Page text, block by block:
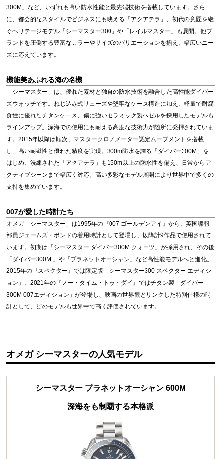
300M」など、いずれも高い防水性能と最先端技術を搭載しています。さら
に、都会的なスタイルでビジネスにも映える「アクアテラ」、初代の意匠を継
ぐヘリテージモデル「シーマスター300」や「レイルマスター」も展開。他ブ
ランドを圧倒する豊富なカラーやサイズのバリエーションを揃え、幅広いニー
ズに応えています。
機能美あふれる海の名機
「シーマスター」は、優れた素材と独自の防水技術を融合した高性能ダイバー
ズウォッチです。ねじ込み式リューズや堅牢なケース構造に加え、軽量で耐腐
食性に優れたチタンケース、傷に強いセラミック製ベゼルを採用したモデルも
ラインアップ。深海での使用にも耐える高度な技術力が随所に発揮されていま
す。2015年以降は順次、マスタークロノメーター認定ムーブメントを搭載
し、高い耐磁性と優れた精度を実現。300m防水を誇る「ダイバー300M」を
はじめ、洗練された「アクアテラ」も150m以上の防水性を備え、日常からア
クティブシーンまで幅広く対応。高い多彩なモデル展開により世界中で多くの
支持を集めています。
007が愛した時計たち
オメガ「シーマスター」は1995年の『007 ゴールデンアイ』から、英国諜報
部員ジェームズ・ボンドの着用時計として登場し、以降計9作品で使用されて
います。初期は「シーマスター ダイバー300M クォーツ」が採用され、その後
「ダイバー300M 」や「プラネットオーシャン」など高性能モデルへと進化。
2015年の『スペクター』では限定版「シーマスター300 スペクター エディシ
ョン」、2021年の『ノー・タイム・トゥ・ダイ』ではチタン製「ダイバー
300M 007エディション」が登場し、映画の世界観とリンクした特別仕様の時
計として、どのモデルも世界中で高く評価されています。
オメガ シーマスターの人気モデル
シーマスター プラネットオーシャン 600M
深海をも制覇する本格派